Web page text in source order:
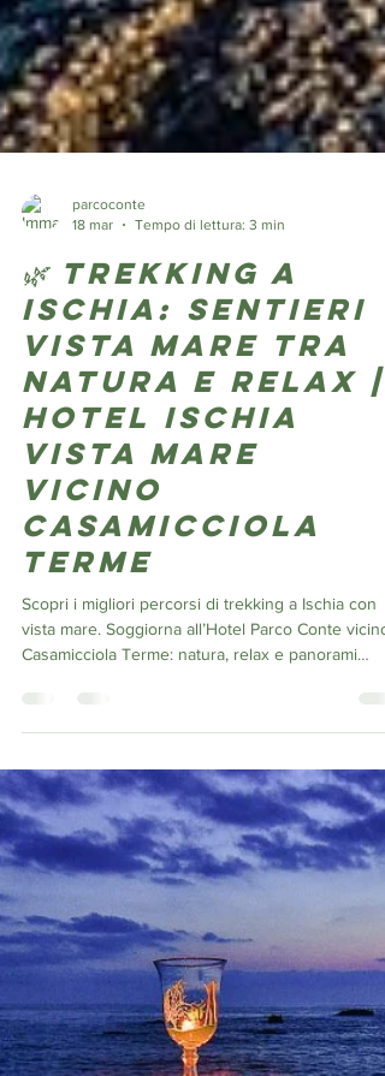
parcoconte
18 mar
Tempo di lettura: 3 min
🌿 Trekking a
Ischia: sentieri
vista mare tra
natura e relax |
Hotel Ischia
vista mare
vicino
Casamicciola
Terme
Casamicciola Terme: natura, relax e panorami
tra Pasqua e ottobre Se stai cercando
un’esperienza autentica tra natura, panorami e
relax, il trekking a Ischia è una delle attività più
affascinanti da vivere. In particolare, i mesi di
primavera – come il periodo di Pasqua – e quelli
autunnali fino a ottobre rappresentano il mo